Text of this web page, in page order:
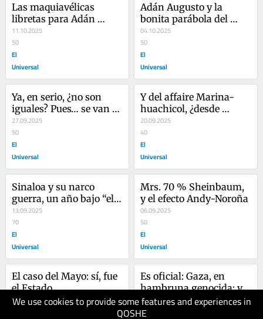
We use cookies to provide some features and experiences in
QOSHE
Las maquiavélicas
libretas para Adán
Augusto y Noroña…
11.10.2025
50
El
Universal
Adán Augusto y la
bonita parábola del
Rolls Royce...
04.10.2025
50
El
Universal
Ya, en serio, ¿no son
iguales? Pues… se van
pareciendo mucho
27.09.2025
50
El
Universal
Y del affaire Marina-
huachicol, ¿desde
cuándo sabían en
Palacio?
20.09.2025
40
El
Universal
Sinaloa y su narco
guerra, un año bajo “el
pájaro negro”
13.09.2025
70
El
Universal
Mrs. 70 % Sheinbaum,
y el efecto Andy-Noroña
06.09.2025
50
El
Universal
El caso del Mayo: sí, fue
el Estado…
30.08.2025
Es oficial: Gaza, en
hambruna genocida: y
el mundo… nada
23.08.2025
40